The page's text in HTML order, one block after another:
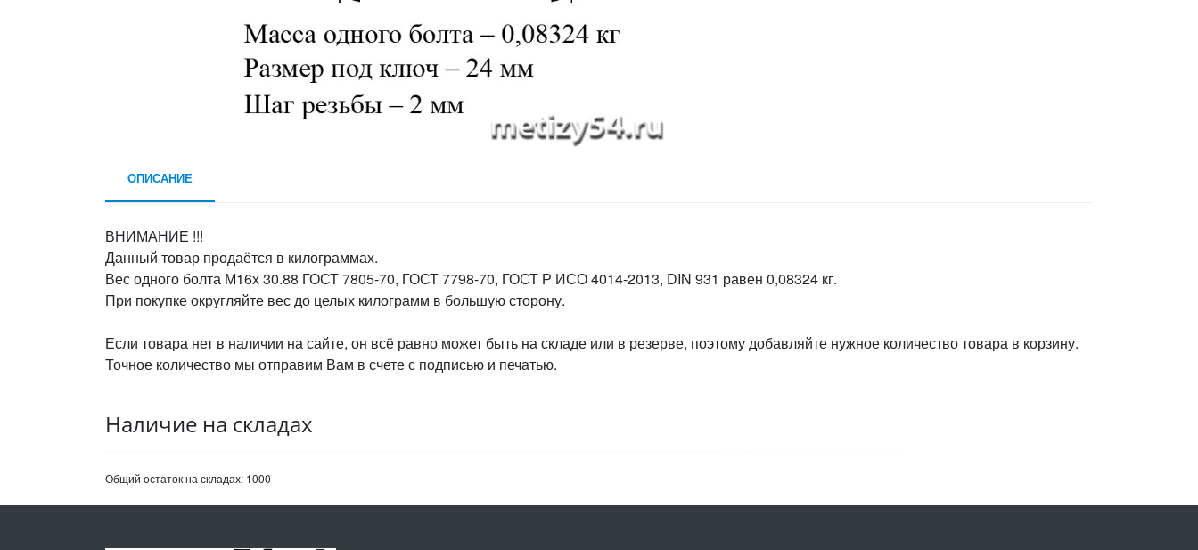
ОПИСАНИЕ
ВНИМАНИЕ !!!
Данный товар продаётся в килограммах.
Вес одного болта М16х 30.88 ГОСТ 7805-70, ГОСТ 7798-70, ГОСТ Р ИСО 4014-2013, DIN 931 равен 0,08324 кг.
При покупке округляйте вес до целых килограмм в большую сторону.
Если товара нет в наличии на сайте, он всё равно может быть на складе или в резерве, поэтому добавляйте нужное количество товара в корзину.
Точное количество мы отправим Вам в счете с подписью и печатью.
Наличие на складах
Общий остаток на складах: 1000